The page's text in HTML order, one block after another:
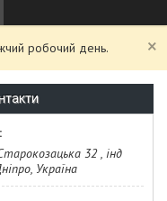
робочий день.
32 , інд
Україна